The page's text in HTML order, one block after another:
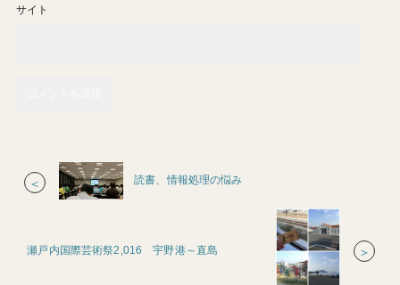
サイト
＜ 読書、情報処理の悩み
瀬戸内国際芸術祭2,016 宇野港～直島 ＞